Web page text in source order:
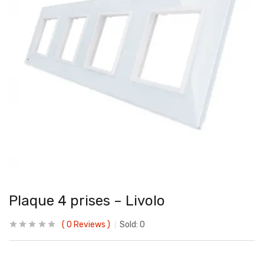
Plaque 4 prises – Livolo
0 Reviews Sold: 0